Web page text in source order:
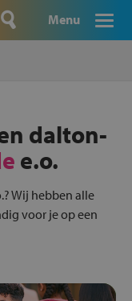
Menu
dalton-
e.o.
Wij hebben alle
voor je op een